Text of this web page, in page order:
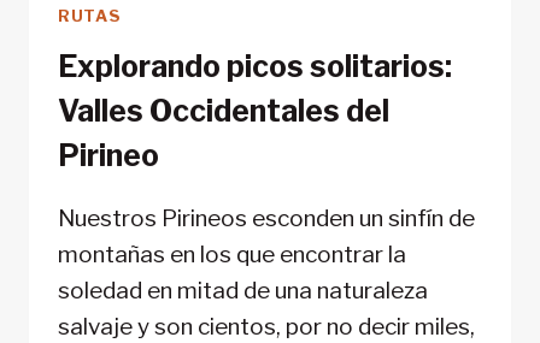
RUTAS
Explorando picos solitarios:
Valles Occidentales del
Pirineo
Nuestros Pirineos esconden un sinfín de
montañas en los que encontrar la
soledad en mitad de una naturaleza
salvaje y son cientos, por no decir miles,